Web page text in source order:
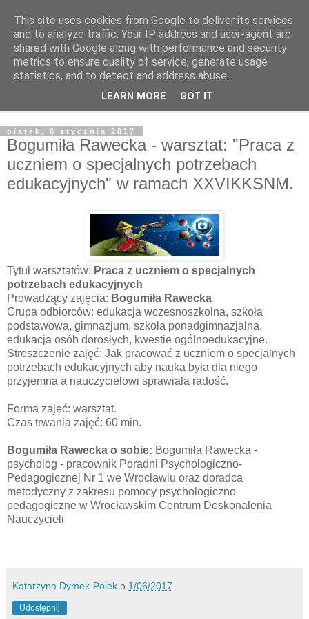
piątek, 6 stycznia 2017
Bogumiła Rawecka - warsztat: "Praca z
uczniem o specjalnych potrzebach
edukacyjnych" w ramach XXVIKKSNM.
Tytuł warsztatów: Praca z uczniem o specjalnych
potrzebach edukacyjnych
Prowadzący zajęcia: Bogumiła Rawecka
Grupa odbiorców: edukacja wczesnoszkolna, szkoła
podstawowa, gimnazjum, szkoła ponadgimnazjalna,
edukacja osób dorosłych, kwestie ogólnoedukacyjne.
Streszczenie zajęć: Jak pracować z uczniem o specjalnych
potrzebach edukacyjnych aby nauka była dla niego
przyjemna a nauczycielowi sprawiała radość.
Forma zajęć: warsztat.
Czas trwania zajęć: 60 min.
Bogumiła Rawecka o sobie: Bogumiła Rawecka -
psycholog - pracownik Poradni Psychologiczno-
Pedagogicznej Nr 1 we Wrocławiu oraz doradca
metodyczny z zakresu pomocy psychologiczno
pedagogiczne w Wrocławskim Centrum Doskonalenia
Nauczycieli
Katarzyna Dymek-Polek o 1/06/2017
Udostępnij
This site uses cookies from Google to deliver its services
and to analyze traffic. Your IP address and user-agent are
shared with Google along with performance and security
metrics to ensure quality of service, generate usage
statistics, and to detect and address abuse.
LEARN MORE GOT IT